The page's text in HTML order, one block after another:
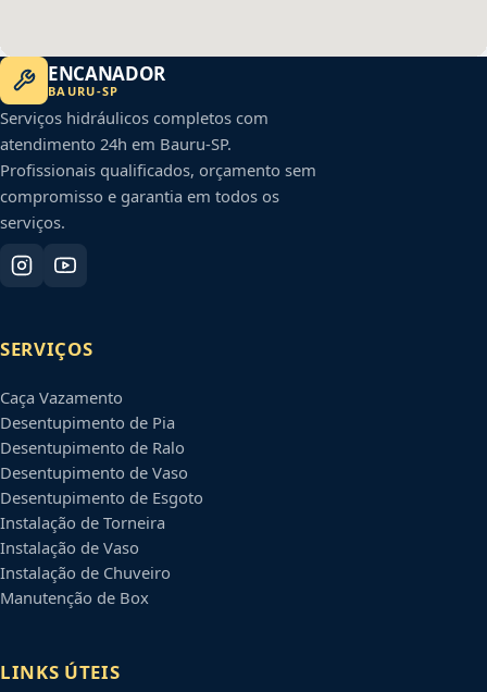
ENCANADOR
BAURU-SP
Serviços hidráulicos completos com
atendimento 24h em Bauru-SP.
Profissionais qualificados, orçamento sem
compromisso e garantia em todos os
serviços.
SERVIÇOS
Caça Vazamento
Desentupimento de Pia
Desentupimento de Ralo
Desentupimento de Vaso
Desentupimento de Esgoto
Instalação de Torneira
Instalação de Vaso
Instalação de Chuveiro
Manutenção de Box
LINKS ÚTEIS